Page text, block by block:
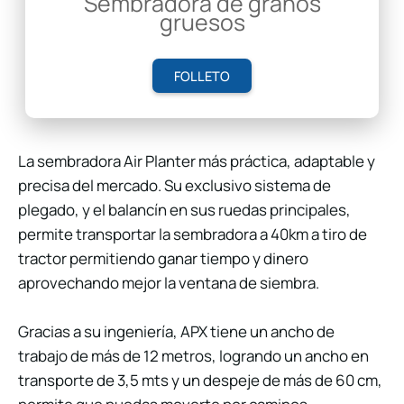
gruesos
FOLLETO
La sembradora Air Planter más práctica, adaptable y
precisa del mercado. Su exclusivo sistema de
plegado, y el balancín en sus ruedas principales,
permite transportar la sembradora a 40km a tiro de
tractor permitiendo ganar tiempo y dinero
aprovechando mejor la ventana de siembra.
Gracias a su ingeniería, APX tiene un ancho de
trabajo de más de 12 metros, logrando un ancho en
transporte de 3,5 mts y un despeje de más de 60 cm,